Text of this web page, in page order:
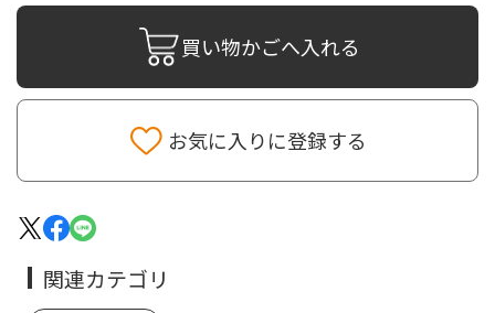
買い物かごへ入れる
お気に入りに登録する
関連カテゴリ